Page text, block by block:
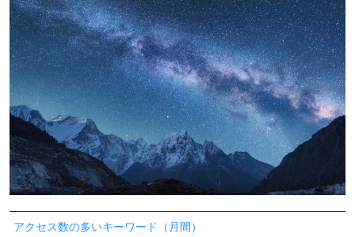
アクセス数の多いキーワード（月間）